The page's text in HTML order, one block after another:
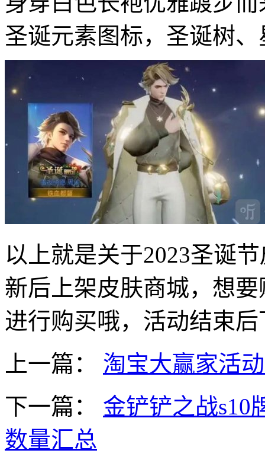
圣诞元素图标，圣诞树
以上就是关于2023圣诞
新后上架皮肤商城，想
进行购买哦，活动结束
上一篇：
淘宝大赢家活
下一篇：
金铲铲之战s10
数量汇总